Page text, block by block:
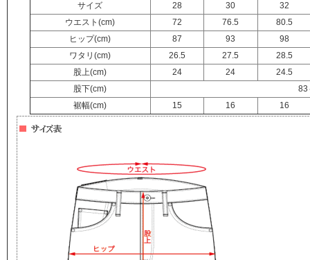
サイズ 28 30
32
ウエスト(cm)
72 76.5
80.5
ヒップ(cm)
87 93
98
ワタリ(cm)
26.5 27.5
28.5
股上(cm)
24 24
24.5
股下(cm)
83
裾幅(cm)
15 16 16